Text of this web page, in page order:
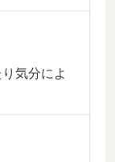
気分によ